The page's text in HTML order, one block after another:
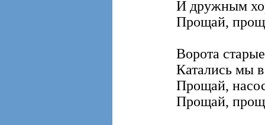
И дружным
Прощай,
Ворота
Катались мы
Прощай,
Прощай,